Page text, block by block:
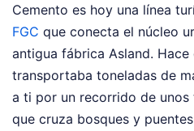
Cemento es hoy una línea
FGC que conecta el núcleo
antigua fábrica Asland.
transportaba toneladas de
a ti por un recorrido de
que cruza bosques y